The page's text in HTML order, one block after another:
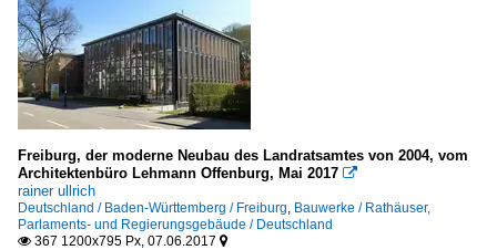
Freiburg, der moderne Neubau des Landratsamtes von 2004, vom
Architektenbüro Lehmann Offenburg, Mai 2017 
rainer ullrich
Deutschland / Baden-Württemberg / Freiburg, Bauwerke / Rathäuser,
Parlaments- und Regierungsgebäude / Deutschland
 367 1200x795 Px, 07.06.2017 